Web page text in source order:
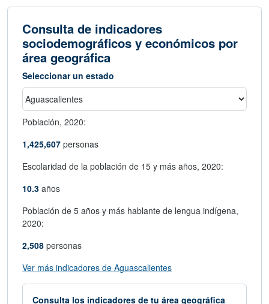
Consulta de indicadores
sociodemográficos y económicos por
área geográfica
Seleccionar un estado
Población, 2020:
1,425,607 personas
Escolaridad de la población de 15 y más años, 2020:
10.3 años
Población de 5 años y más hablante de lengua indígena,
2020:
2,508 personas
Ver más indicadores de Aguascalientesabre en nueva ventana
Consulta los indicadores de tu área geográfica